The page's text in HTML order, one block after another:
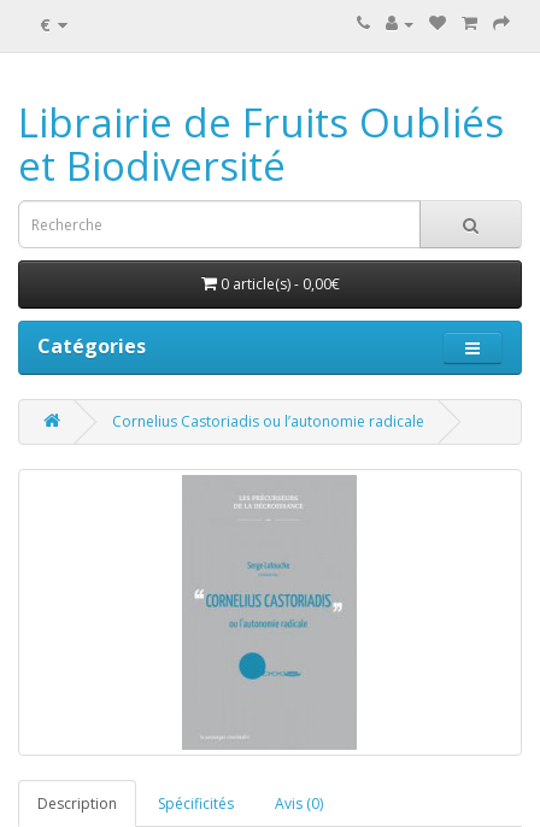
€
Librairie de Fruits Oubliés
et Biodiversité
0 article(s) - 0,00€
Catégories
Cornelius Castoriadis ou l’autonomie radicale
Description Spécificités Avis (0)